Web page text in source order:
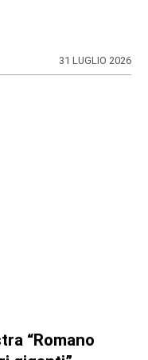
31 LUGLIO 2026
“Romano